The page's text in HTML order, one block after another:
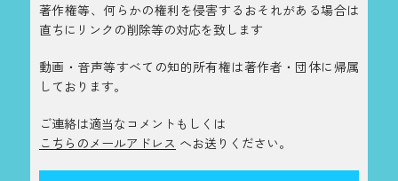
著作権等、何らかの権利を侵害するおそれがある場合は
直ちにリンクの削除等の対応を致します
動画・音声等すべての知的所有権は著作者・団体に帰属
しております。
ご連絡は適当なコメントもしくは
こちらのメールアドレス へお送りください。